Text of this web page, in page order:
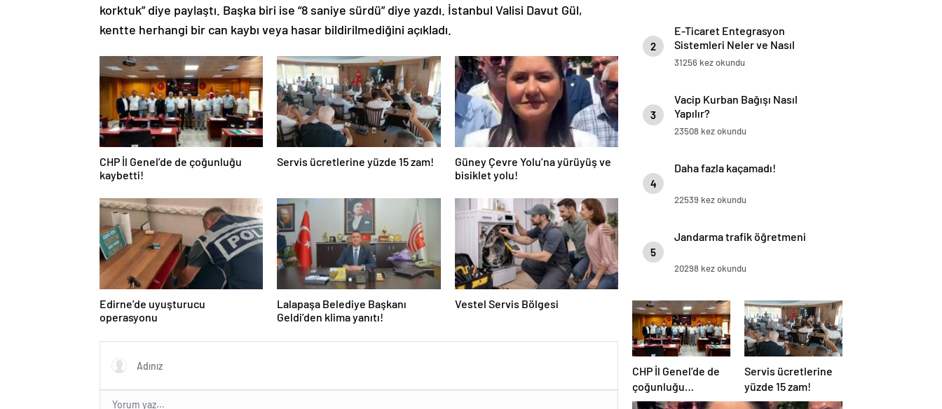
korktuk” diye paylaştı. Başka biri ise “8 saniye sürdü” diye yazdı. İstanbul Valisi Davut Gül,
kentte herhangi bir can kaybı veya hasar bildirilmediğini açıkladı.
CHP İl Genel’de de çoğunluğu
kaybetti!
Servis ücretlerine yüzde 15 zam!
Güney Çevre Yolu’na yürüyüş ve
bisiklet yolu!
Edirne’de uyuşturucu
operasyonu
Lalapaşa Belediye Başkanı
Geldi’den klima yanıtı!
Vestel Servis Bölgesi
2
E-Ticaret Entegrasyon
Sistemleri Neler ve Nasıl
Yapılır?
31256 kez okundu
3
Vacip Kurban Bağışı Nasıl
Yapılır?
23508 kez okundu
4
Daha fazla kaçamadı!
22539 kez okundu
5
Jandarma trafik öğretmeni
20298 kez okundu
CHP İl Genel’de de
çoğunluğu
kaybetti!
Servis ücretlerine
yüzde 15 zam!